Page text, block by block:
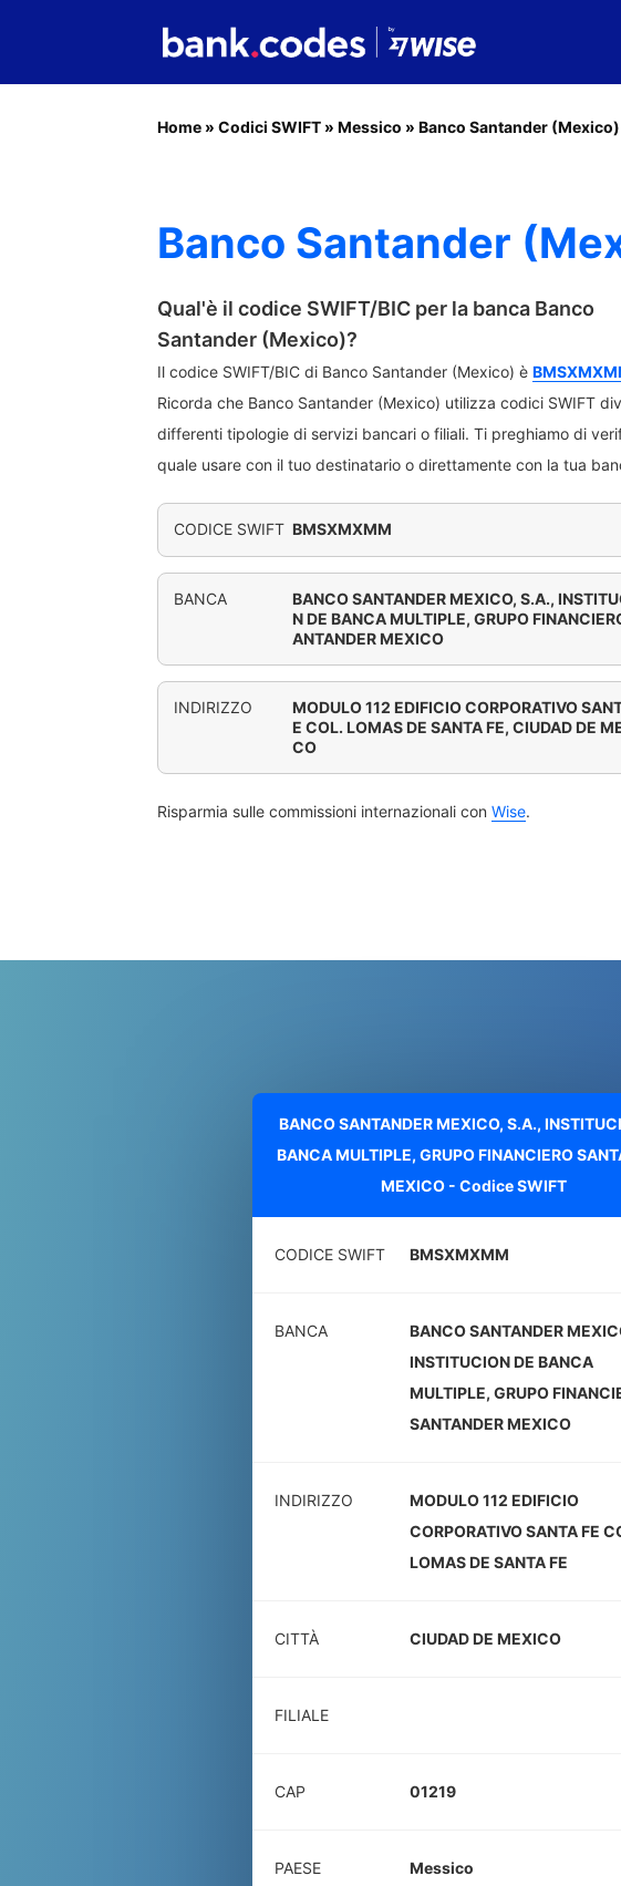
Home » Codici SWIFT » Messico » Banco Santander (Mexico)
Banco Santander
Qual'è il codice SWIFT/BIC per la banca Banco
Santander (Mexico)?
Il codice SWIFT/BIC di Banco Santander (Mexico) è
Ricorda che Banco Santander (Mexico) utilizza codici SWIFT
differenti tipologie di servizi bancari o filiali. Ti preghiamo di
quale usare con il tuo destinatario o direttamente con la tua
CODICE SWIFT BMSXMXMM
BANCA
BANCO SANTANDER MEXICO, S.A.,
N DE BANCA MULTIPLE, GRUPO
ANTANDER MEXICO
INDIRIZZO
MODULO 112 EDIFICIO CORPORATIVO
E COL. LOMAS DE SANTA FE, CIUDAD DE
CO
Risparmia sulle commissioni internazionali con Wise.
BANCO SANTANDER MEXICO, S.A.,
BANCA MULTIPLE, GRUPO FINANCIERO
MEXICO - Codice SWIFT
CODICE SWIFT BMSXMXMM
BANCA
BANCO SANTANDER
INSTITUCION DE BANCA
MULTIPLE, GRUPO
SANTANDER MEXICO
INDIRIZZO
MODULO 112 EDIFICIO
CORPORATIVO SANTA FE
LOMAS DE SANTA FE
CITTÀ CIUDAD DE MEXICO
FILIALE
CAP 01219
PAESE Messico